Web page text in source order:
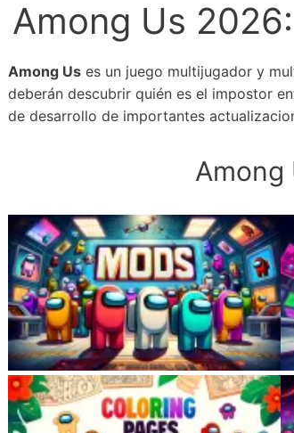
Among Us
Among Us es un juego multijugador y
deberán descubrir quién es el impostor
de desarrollo de importantes
Among